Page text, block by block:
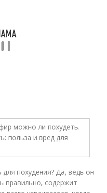
похудения? Да, ведь он
правильно, содержит